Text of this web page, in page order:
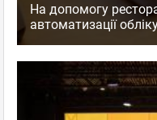
На допомогу
автоматизації